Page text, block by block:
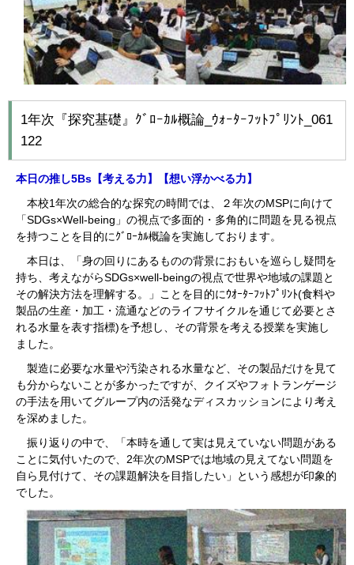
1年次『探究基礎』ｸﾞﾛｰｶﾙ概論_ｳｫｰﾀｰﾌｯﾄﾌﾟﾘﾝﾄ_061
122
本日の推し5Bs【考える力】【想い浮かべる力】
本校1年次の総合的な探究の時間では、２年次のMSPに向けて
「SDGs×Well-being」の視点で多面的・多角的に問題を見る視点
を持つことを目的にｸﾞﾛｰｶﾙ概論を実施しております。
本日は、「身の回りにあるものの背景におもいを巡らし疑問を
持ち、考えながらSDGs×well-beingの視点で世界や地域の課題と
その解決方法を理解する。」ことを目的にｳｵｰﾀｰﾌｯﾄﾌﾟﾘﾝﾄ(食料や
製品の生産・加工・流通などのライフサイクルを通じて必要とさ
れる水量を表す指標)を予想し、その背景を考える授業を実施し
ました。
製造に必要な水量や汚染される水量など、その製品だけを見て
も分からないことが多かったですが、クイズやフォトランゲージ
の手法を用いてグループ内の活発なディスカッションにより考え
を深めました。
振り返りの中で、「本時を通して実は見えていない問題がある
ことに気付いたので、2年次のMSPでは地域の見えてない問題を
自ら見付けて、その課題解決を目指したい」という感想が印象的
でした。